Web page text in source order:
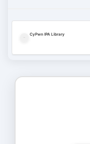
CyPwn IPA Library